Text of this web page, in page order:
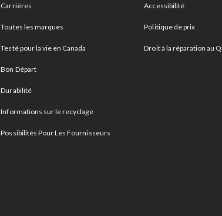
Carrières
Toutes les marques
Testé pour la vie en Canada
Bon Départ
Durabilité
Informations sur le recyclage
Possibilités Pour Les Fournisseurs
Accessibilité
Politique de prix
Droit à la réparation au